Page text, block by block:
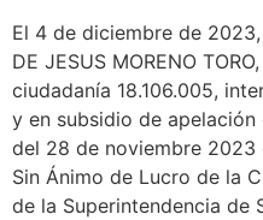
El 4 de diciembre de
DE JESUS MORENO
ciudadanía 18.106.005,
y en subsidio de
del 28 de noviembre 2023
Sin Ánimo de Lucro de la
de la Superintendencia de